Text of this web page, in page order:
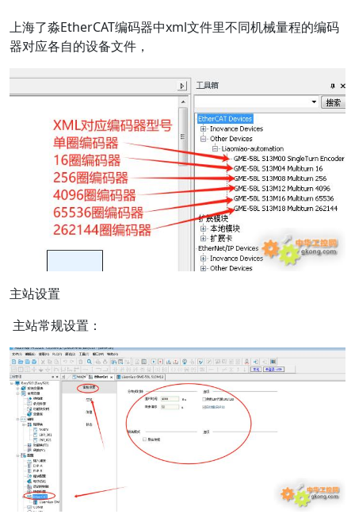
上海了淼EtherCAT编码器中xml文件里不同机械量程的编码
器对应各自的设备文件，
主站设置
主站常规设置：